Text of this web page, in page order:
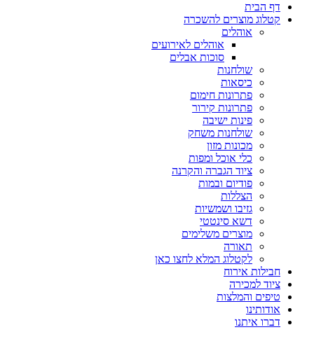
דף הבית
קטלוג מוצרים להשכרה
אוהלים
אוהלים לאירועים
סוכות אבלים
שולחנות
כיסאות
פתרונות חימום
פתרונות קירור
פינות ישיבה
שולחנות משחק
מכונות מזון
כלי אוכל ומפות
ציוד הגברה והקרנה
פודיום ובמות
הצללות
גזיבו ושמשיות
דשא סינטטי
מוצרים משלימים
תאורה
לקטלוג המלא לחצו כאן
חבילות אירוח
ציוד למכירה
טיפים והמלצות
אודותינו
דברו איתנו